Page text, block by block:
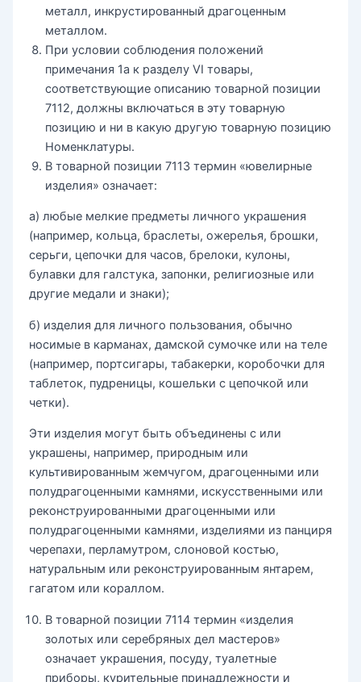
металл, инкрустированный драгоценным
металлом.
При условии соблюдения положений
примечания 1а к разделу VI товары,
соответствующие описанию товарной позиции
7112, должны включаться в эту товарную
позицию и ни в какую другую товарную позицию
Hоменклатуры.
В товарной позиции 7113 термин «ювелирные
изделия» означает:
а) любые мелкие предметы личного украшения
(например, кольца, браслеты, ожерелья, брошки,
серьги, цепочки для часов, брелоки, кулоны,
булавки для галстука, запонки, религиозные или
другие медали и знаки);
б) изделия для личного пользования, обычно
носимые в карманах, дамской сумочке или на теле
(например, портсигары, табакерки, коробочки для
таблеток, пудреницы, кошельки с цепочкой или
четки).
Эти изделия могут быть объединены с или
украшены, например, природным или
культивированным жемчугом, драгоценными или
полудрагоценными камнями, искусственными или
реконструированными драгоценными или
полудрагоценными камнями, изделиями из панциря
черепахи, перламутром, слоновой костью,
натуральным или реконструированным янтарем,
гагатом или кораллом.
В товарной позиции 7114 термин «изделия
золотых или серебряных дел мастеров»
означает украшения, посуду, туалетные
приборы, курительные принадлежности и